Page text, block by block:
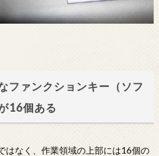
ファンクションキー（ソフ
16個ある
はなく、作業領域の上部には16個の